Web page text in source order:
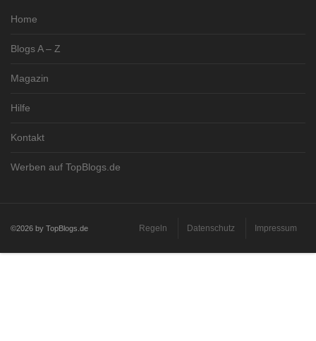
Home
Blogs A – Z
Magazin
Hilfe
Kontakt
Werben auf TopBlogs.de
©2026 by TopBlogs.de Regeln Datenschutz Impressum